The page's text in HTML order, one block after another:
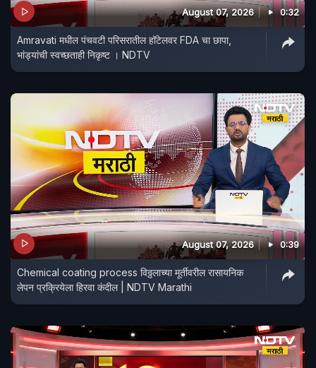
August 07, 2026 0:32
Amravati मधील पंचवटी परिसरातील हॉटेलवर FDA चा छापा,
भांड्यांची स्वच्छताही निकृष्ट । NDTV
August 07, 2026 0:39
Chemical coating process विठ्ठलाच्या मूर्तीवरील रासायनिक
लेपन प्रक्रियेला हिरवा कंदील | NDTV Marathi